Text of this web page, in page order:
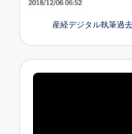
産経デジタル執筆過去